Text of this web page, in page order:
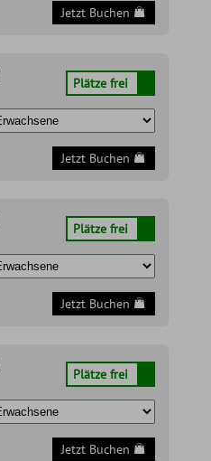
Jetzt Buchen
Plätze frei
Jetzt Buchen
Plätze frei
Jetzt Buchen
Plätze frei
Jetzt Buchen